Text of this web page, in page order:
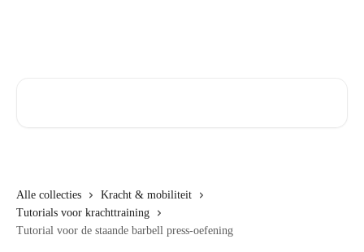
Alle collecties
Kracht & mobiliteit
Tutorials voor krachttraining
Tutorial voor de staande barbell press-oefening